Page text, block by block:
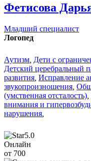
Фетисова
Младший специалист
Логопед
Аутизм Дети с
Детский церебральный
развития Исправление
звукопроизношения
(умственная отсталость)
внимания и
нарушения
5.0
Онлайн
от 700